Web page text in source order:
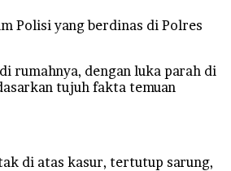
Polisi yang berdinas di Polres
rumahnya, dengan luka parah di
tujuh fakta temuan
di atas kasur, tertutup sarung,